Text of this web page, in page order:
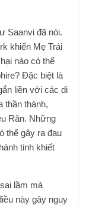
Saanvi đã nói.
khiến Mẹ Trái
nào có thể
Đặc biệt là
liền với các di
thần thánh,
Răn. Những
thể gây ra đau
tinh khiết
lầm mà
này gây nguy